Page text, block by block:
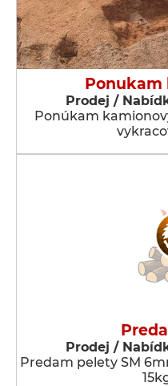
Ponukam
Prodej /
Ponúkam
Prodej /
Predam pelety SM